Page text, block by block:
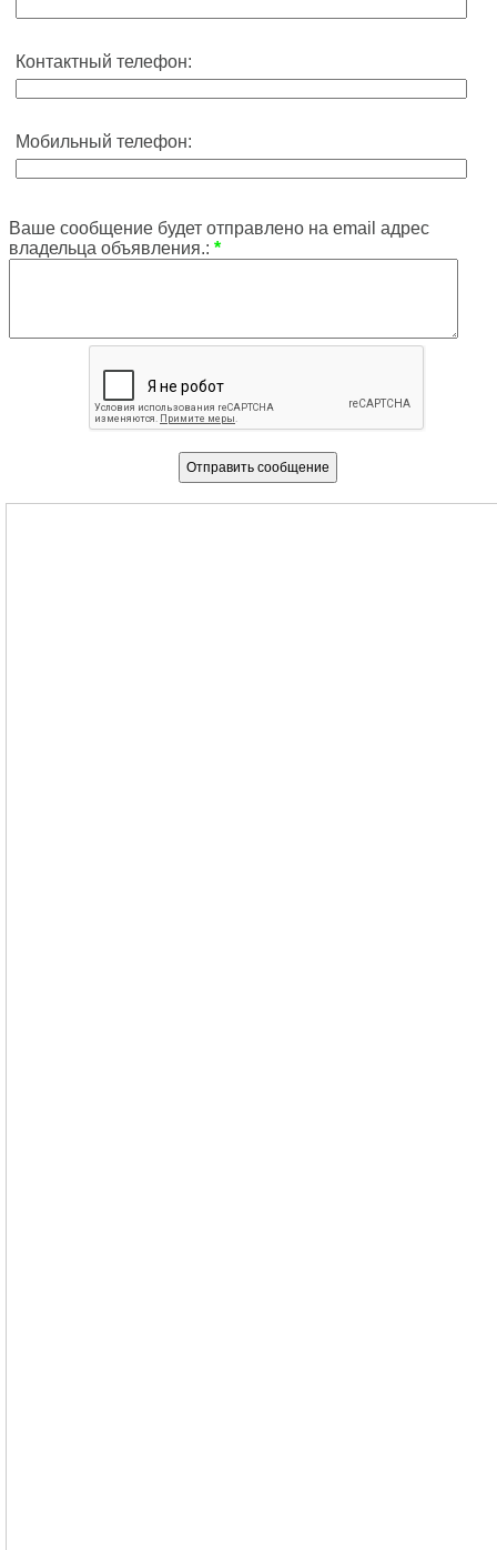
Контактный телефон:
Мобильный телефон:
Ваше сообщение будет отправлено на email адрес
владельца объявления.: *